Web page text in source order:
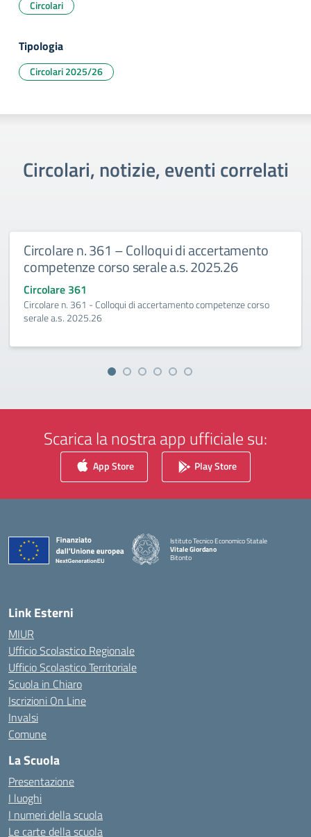
Circolari
Tipologia
Circolari 2025/26
Circolari, notizie, eventi correlati
Circolare n. 361 – Colloqui di accertamento
competenze corso serale a.s. 2025.26
Circolare 361
Circolare n. 361 - Colloqui di accertamento competenze corso
serale a.s. 2025.26
Scarica la nostra app ufficiale su:
App Store Play Store
Istituto Tecnico Economico Statale
Vitale Giordano
Bitonto
Link Esterni
MIUR
Ufficio Scolastico Regionale
Ufficio Scolastico Territoriale
Scuola in Chiaro
Iscrizioni On Line
Invalsi
Comune
La Scuola
Presentazione
I luoghi
I numeri della scuola
Le carte della scuola